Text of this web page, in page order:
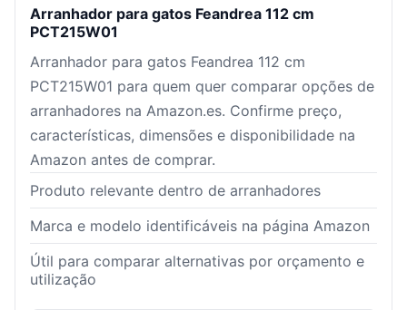
Arranhador para gatos Feandrea 112 cm
PCT215W01
Arranhador para gatos Feandrea 112 cm
PCT215W01 para quem quer comparar opções de
arranhadores na Amazon.es. Confirme preço,
características, dimensões e disponibilidade na
Amazon antes de comprar.
Produto relevante dentro de arranhadores
Marca e modelo identificáveis na página Amazon
Útil para comparar alternativas por orçamento e
utilização